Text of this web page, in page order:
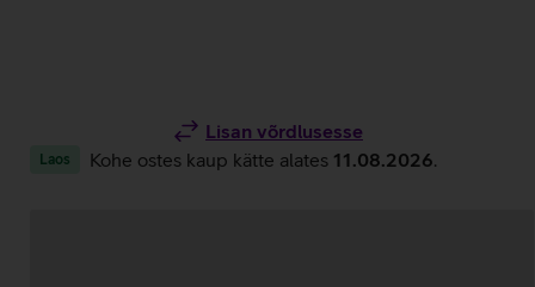
Lisan võrdlusesse
Laos Kohe ostes kaup kätte alates 11.08.2026